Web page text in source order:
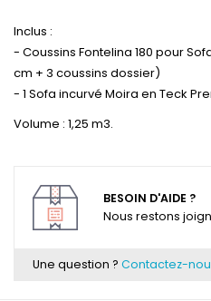
Inclus :
- Coussins Fontelina 180 pour
cm + 3 coussins dossier)
- 1 Sofa incurvé Moira en Teck
Volume : 1,25 m3.
BESOIN D'AIDE ?
Nous restons
Une question ? Contactez-